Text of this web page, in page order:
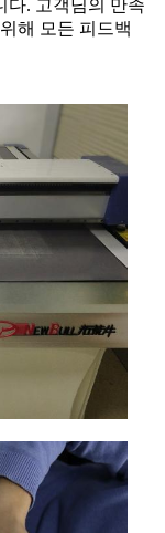
다. 고객님의 만족
해 모든 피드백